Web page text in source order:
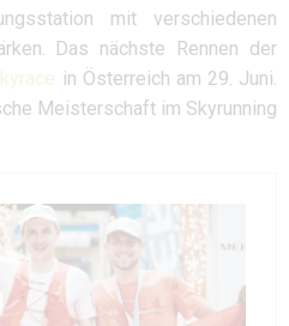
mit verschiedenen
Das nächste Rennen der
in Österreich am 29. Juni.
Meisterschaft im Skyrunning